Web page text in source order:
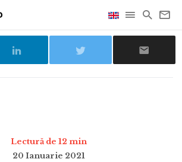
Lectură de 12 min
20 Ianuarie 2021